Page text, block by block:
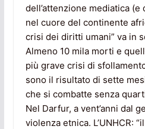
dell’attenzione mediatica
nel cuore del continente
crisi dei diritti umani” va in
Almeno 10 mila morti e
più grave crisi di
sono il risultato di sette
che si combatte senza
Nel Darfur, a vent’anni dal
violenza etnica. L’UNHCR: